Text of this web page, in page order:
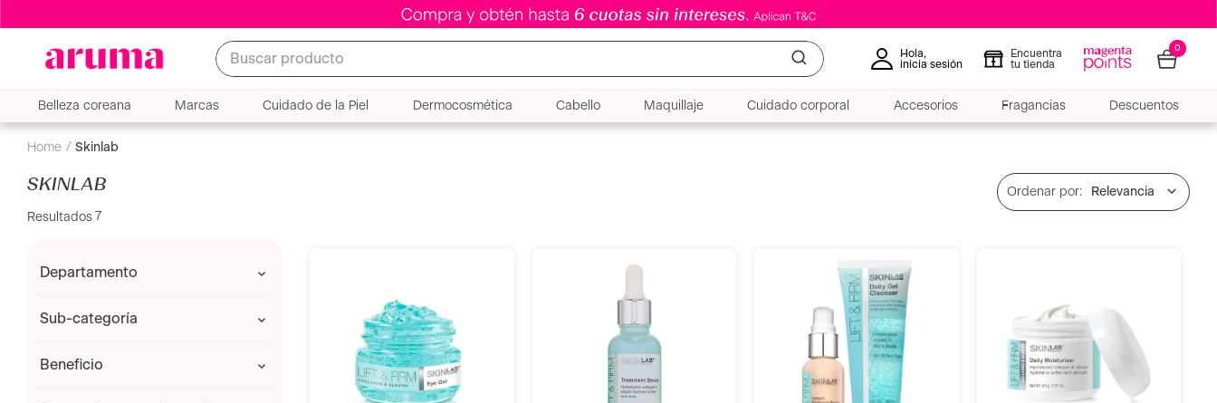
Buscar producto
Hola,
inicia sesión
Encuentra
tu tienda
0
Belleza coreana Marcas Cuidado de la Piel Dermocosmética Cabello Maquillaje Cuidado corporal Accesorios Fragancias Descuentos
skinlab
SKINLAB
7
Relevancia
departamento
sub-categoría
beneficio